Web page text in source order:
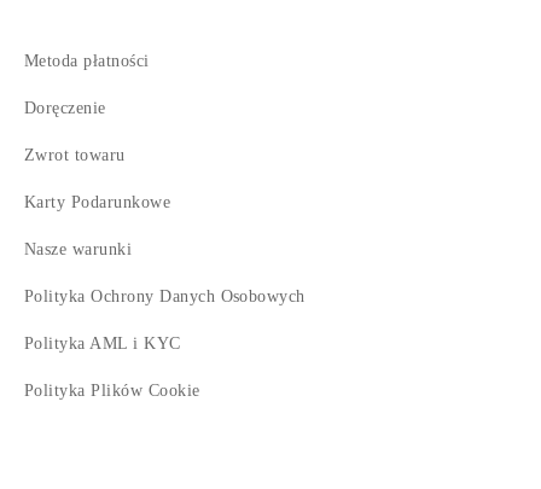
Metoda płatności
Doręczenie
Zwrot towaru
Karty Podarunkowe
Nasze warunki
Polityka Ochrony Danych Osobowych
Polityka AML i KYC
Polityka Plików Cookie